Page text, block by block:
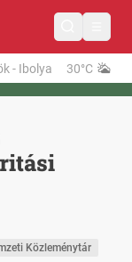
- Ibolya 30°C
Közleménytár